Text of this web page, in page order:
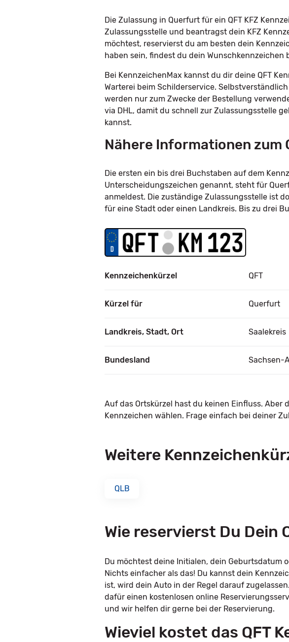
Die Zulassung in Querfurt für ein QFT KFZ
Zulassungsstelle und beantragst dein KFZ
möchtest, reservierst du am besten dein
haben sein, findest du dein Wunschkennzeichen
Bei KennzeichenMax kannst du dir deine QFT
Warterei beim Schilderservice.
werden nur zum Zwecke der Bestellung
via DHL, damit du schnell zur Zulassungsstelle
kannst.
Nähere Informationen zum
Die ersten ein bis drei Buchstaben auf dem
Unterscheidungszeichen genannt, steht für
anmeldest. Die zuständige Zulassungsstelle ist
für eine Stadt oder einen Landkreis. Bis zu drei
Kennzeichenkürzel QFT
Kürzel für Querfurt
Landkreis, Stadt, Ort Saalekreis
Bundesland Sachsen-
Auf das Ortskürzel hast du keinen Einfluss.
Kennzeichen wählen. Frage einfach bei deiner
Weitere
QLB
Wie reservierst Du Dein
Du möchtest deine Initialen, dein Geburtsdatum
Nichts einfacher als das! Du kannst dein
ist, wird dein Auto in der Regel darauf
dafür einen kostenlosen online
und wir helfen dir gerne bei der Reservierung.
Wieviel kostet das QFT